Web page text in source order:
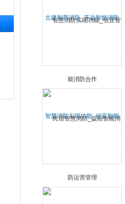
古建智慧消防_开远智能消防
智慧消防实现功能_信宜智能